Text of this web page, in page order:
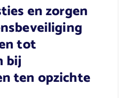
en zorgen
tot
bij
ten opzichte